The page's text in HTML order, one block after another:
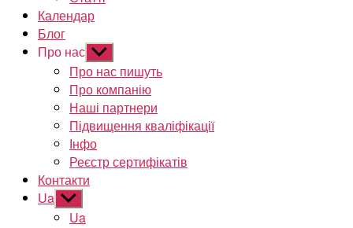
Календар
Блог
Про нас Показати
підменю
Про нас пишуть
Про компанію
Наші партнери
Підвищення кваліфікації
Інфо
Реєстр сертифікатів
Контакти
Ua Показати
підменю
Ua